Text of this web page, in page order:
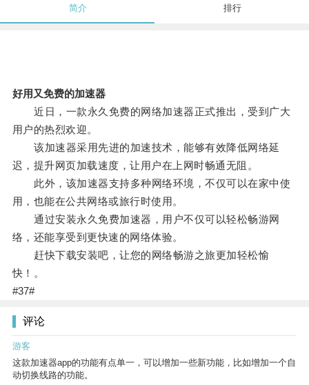
简介 排行
好用又免费的加速器
近日，一款永久免费的网络加速器正式推出，受到广大
用户的热烈欢迎。
该加速器采用先进的加速技术，能够有效降低网络延
迟，提升网页加载速度，让用户在上网时畅通无阻。
此外，该加速器支持多种网络环境，不仅可以在家中使
用，也能在公共网络或旅行时使用。
通过安装永久免费加速器，用户不仅可以轻松畅游网
络，还能享受到更快速的网络体验。
赶快下载安装吧，让您的网络畅游之旅更加轻松愉
快！。
#37#
评论
游客
这款加速器app的功能有点单一，可以增加一些新功能，比如增加一个自
动切换线路的功能。